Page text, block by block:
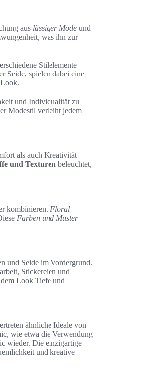
aus lässiger Mode und
was ihn zur
Stilelemente
Seide, spielen dabei eine
Look.
und Individualität zu
Modestil verleiht jedem
als auch Kreativität
und Texturen beleuchtet,
kombinieren. Floral
Farben und Muster
und Seide im Vordergrund.
Stickereien und
Look Tiefe und
ähnliche Ideale von
wie etwa die Verwendung
wieder. Die einzigartige
und kreative